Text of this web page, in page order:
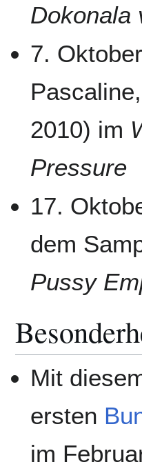
Dokonala
7.
2010) im
Pressure
17.
dem
Pussy
Mit
ersten
im